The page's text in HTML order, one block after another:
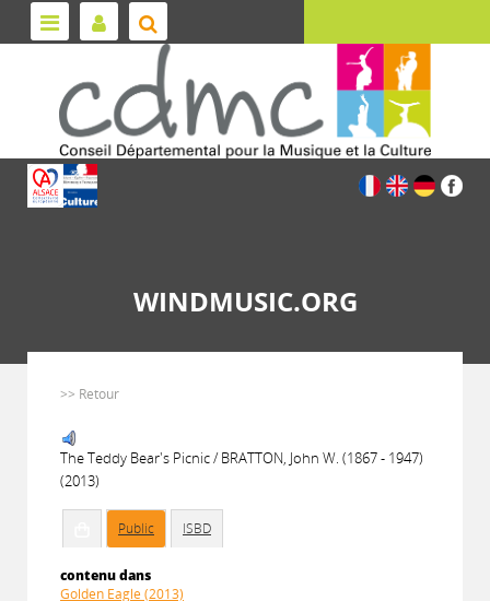
WINDMUSIC.ORG
>> Retour
The Teddy Bear's Picnic / BRATTON, John W. (1867 - 1947)
(2013)
Public ISBD
contenu dans
Golden Eagle (2013)